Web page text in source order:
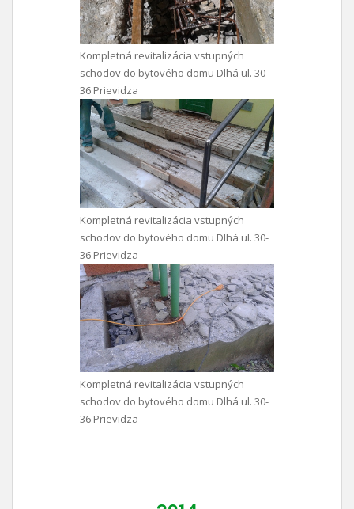
Kompletná revitalizácia vstupných
schodov do bytového domu Dlhá ul. 30-
36 Prievidza
Kompletná revitalizácia vstupných
schodov do bytového domu Dlhá ul. 30-
36 Prievidza
Kompletná revitalizácia vstupných
schodov do bytového domu Dlhá ul. 30-
36 Prievidza